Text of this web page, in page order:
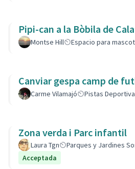
Pipi-can a la Bòbila de
Montse Hill Espacio para
Canviar gespa camp de
Carme Vilamajó Pistas
Zona verda i Parc infantil
Laura Tgn Parques y Jardines
Acceptada